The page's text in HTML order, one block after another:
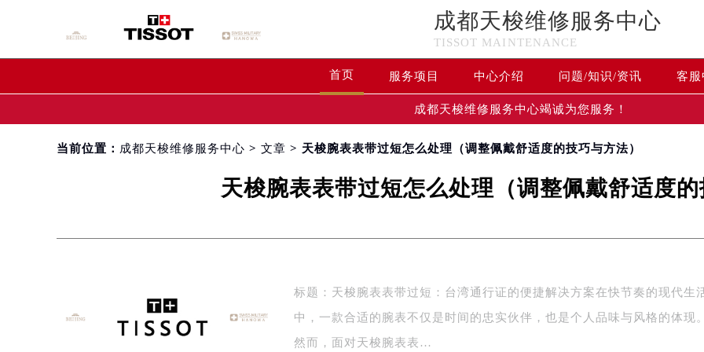
成都天梭维修服务中心
TISSOT MAINTENANCE
首页 服务项目 中心介绍 问题/知识/资讯 客服
成都天梭维修服务中心竭诚为您服务！
当前位置： 成都天梭维修服务中心 > 文章 > 天梭腕表表带过短怎么处理（调整佩戴舒适度的技巧与方法）
天梭腕表表带过短怎么处理（调整佩戴舒适度
标题：天梭腕表表带过短：台湾通行证的便捷解决方案在快节奏的现代生
中，一款合适的腕表不仅是时间的忠实伙伴，也是个人品味与风格的体现
然而，面对天梭腕表表…